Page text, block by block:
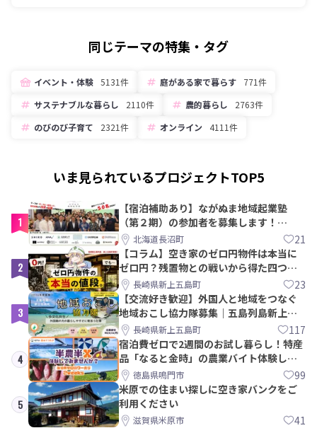
同じテーマの特集・タグ
イベント・体験 5131件 庭がある家で暮らす
771件
サステナブルな暮らし
2110件 農的暮らし
2763件
のびのび子育て
2321件 オンライン 4111件
いま見られているプロジェクトTOP5
1
【宿泊補助あり】ながぬま地域起業塾
（第２期）の参加者を募集します！
【8/21〆】
北海道長沼町 21
2
【コラム】空き家のゼロ円物件は本当に
ゼロ円？残置物との戦いから得た四つの
教訓｜新上五島町
長崎県新上五島町 23
3
【交流好き歓迎】外国人と地域をつなぐ
地域おこし協力隊募集｜五島列島新上五
島町長崎県新上五島町 117
4
宿泊費ゼロで2週間のお試し暮らし！特産
品「なると金時」の農業バイト体験して
みませんか？
徳島県鳴門市 99
5
米原での住まい探しに空き家バンクをご
利用ください
滋賀県米原市 41